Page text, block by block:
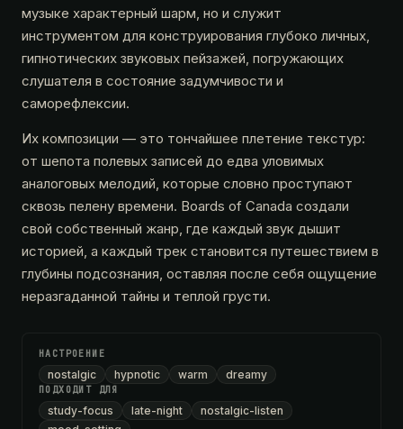
музыке характерный шарм, но и служит
инструментом для конструирования глубоко личных,
гипнотических звуковых пейзажей, погружающих
слушателя в состояние задумчивости и
саморефлексии.
Их композиции — это тончайшее плетение текстур:
от шепота полевых записей до едва уловимых
аналоговых мелодий, которые словно проступают
сквозь пелену времени. Boards of Canada создали
свой собственный жанр, где каждый звук дышит
историей, а каждый трек становится путешествием в
глубины подсознания, оставляя после себя ощущение
неразгаданной тайны и теплой грусти.
НАСТРОЕНИЕ
nostalgic hypnotic warm dreamy
ПОДХОДИТ ДЛЯ
study-focus late-night
nostalgic-listen